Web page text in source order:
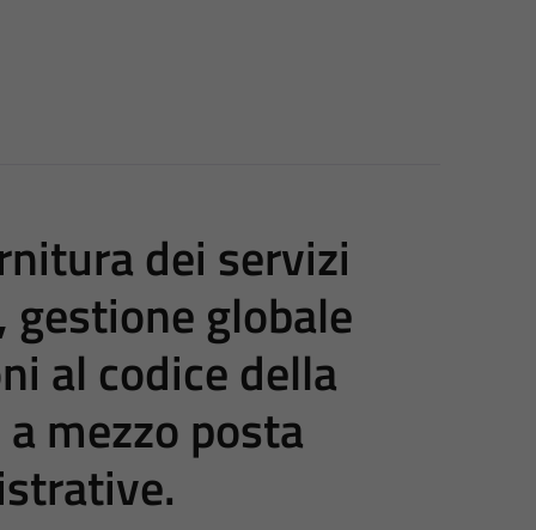
dei servizi
globale
al codice della
mezzo posta